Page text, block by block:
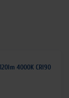
4000K CRI90